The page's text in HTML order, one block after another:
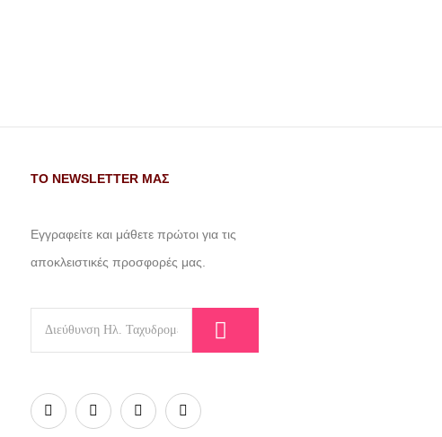
ΤΟ NEWSLETTER ΜΑΣ
Εγγραφείτε και μάθετε πρώτοι για τις
αποκλειστικές προσφορές μας.